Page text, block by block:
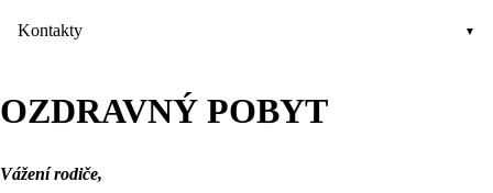
Kontakty
OZDRAVNÝ POBYT
Vážení rodiče,